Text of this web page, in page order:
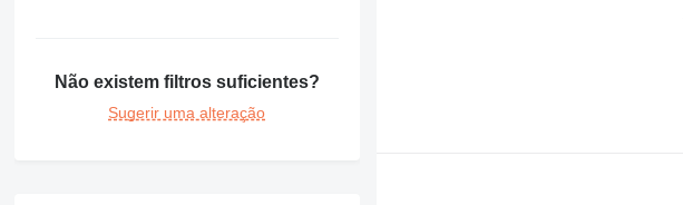
Não existem filtros suficientes?
Sugerir uma alteração